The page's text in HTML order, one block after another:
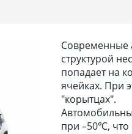
Современные
структурой
попадает на
ячейках. При
"корытцах".
при –50℃, что